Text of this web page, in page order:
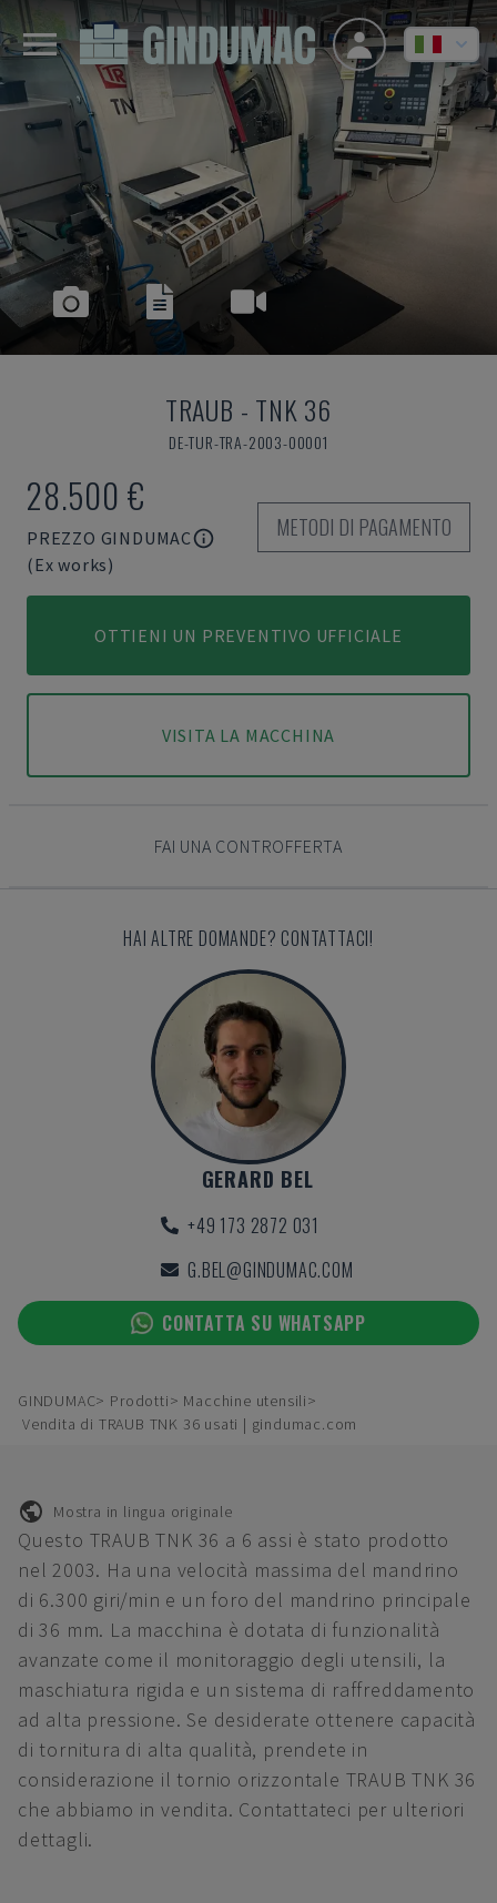
TRAUB - TNK 36
DE-TUR-TRA-2003-00001
28.500 €
PREZZO GINDUMAC
(Ex works)
METODI DI PAGAMENTO
OTTIENI UN PREVENTIVO UFFICIALE
VISITA LA MACCHINA
FAI UNA CONTROFFERTA
HAI ALTRE DOMANDE? CONTATTACI!
GERARD BEL
+49 173 2872 031
G.BEL@GINDUMAC.COM
CONTATTA SU WHATSAPP
GINDUMAC Prodotti
Macchine utensili
Vendita di TRAUB TNK 36 usati | gindumac.com
Mostra in lingua originale
Questo TRAUB TNK 36 a 6 assi è stato prodotto
nel 2003. Ha una velocità massima del mandrino
di 6.300 giri/min e un foro del mandrino principale
di 36 mm. La macchina è dotata di funzionalità
avanzate come il monitoraggio degli utensili, la
maschiatura rigida e un sistema di raffreddamento
ad alta pressione. Se desiderate ottenere capacità
di tornitura di alta qualità, prendete in
considerazione il tornio orizzontale TRAUB TNK 36
che abbiamo in vendita. Contattateci per ulteriori
dettagli.